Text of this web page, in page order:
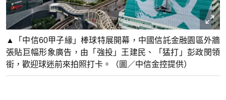
▲「中信60甲子緣」棒球特展開幕，中國信託金融園區外牆
張貼巨幅形象廣告，由「強投」王建民、「猛打」彭政閔領
銜，歡迎球迷前來拍照打卡。（圖／中信金控提供）